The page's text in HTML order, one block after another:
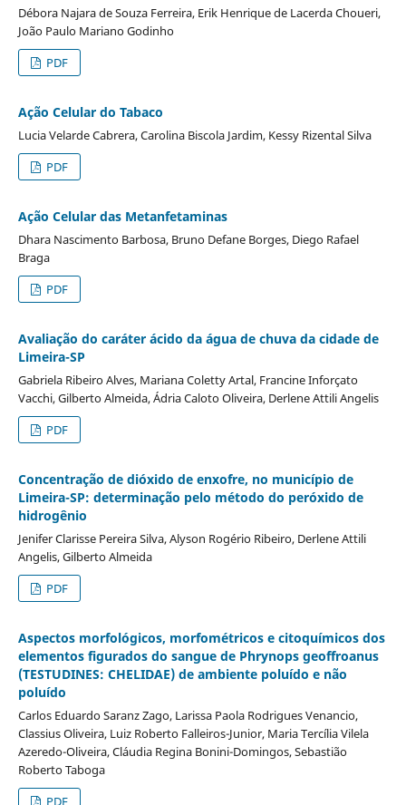
Débora Najara de Souza Ferreira, Erik Henrique de Lacerda Choueri,
João Paulo Mariano Godinho
PDF
Ação Celular do Tabaco
Lucia Velarde Cabrera, Carolina Biscola Jardim, Kessy Rizental Silva
PDF
Ação Celular das Metanfetaminas
Dhara Nascimento Barbosa, Bruno Defane Borges, Diego Rafael
Braga
PDF
Avaliação do caráter ácido da água de chuva da cidade de
Limeira-SP
Gabriela Ribeiro Alves, Mariana Coletty Artal, Francine Inforçato
Vacchi, Gilberto Almeida, Ádria Caloto Oliveira, Derlene Attili Angelis
PDF
Concentração de dióxido de enxofre, no município de
Limeira-SP: determinação pelo método do peróxido de
hidrogênio
Jenifer Clarisse Pereira Silva, Alyson Rogério Ribeiro, Derlene Attili
Angelis, Gilberto Almeida
PDF
Aspectos morfológicos, morfométricos e citoquímicos dos
elementos figurados do sangue de Phrynops geoffroanus
(TESTUDINES: CHELIDAE) de ambiente poluído e não
poluído
Carlos Eduardo Saranz Zago, Larissa Paola Rodrigues Venancio,
Classius Oliveira, Luiz Roberto Falleiros-Junior, Maria Tercília Vilela
Azeredo-Oliveira, Cláudia Regina Bonini-Domingos, Sebastião
Roberto Taboga
PDF